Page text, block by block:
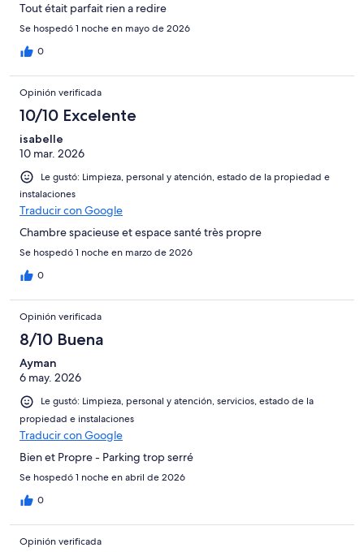
Tout était parfait rien a redire
Se hospedó 1 noche en mayo de 2026
0
Opinión verificada
10/10 Excelente
isabelle
10 mar. 2026
Le gustó: Limpieza, personal y atención, estado de la propiedad e
instalaciones
Traducir con Google
Chambre spacieuse et espace santé très propre
Se hospedó 1 noche en marzo de 2026
0
Opinión verificada
8/10 Buena
Ayman
6 may. 2026
Le gustó: Limpieza, personal y atención, servicios, estado de la
propiedad e instalaciones
Traducir con Google
Bien et Propre - Parking trop serré
Se hospedó 1 noche en abril de 2026
0
Opinión verificada